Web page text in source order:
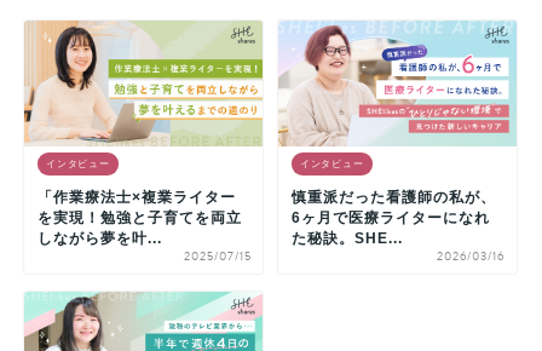
インタビュー
「作業療法士×複業ライター
を実現！勉強と子育てを両立
しながら夢を叶...
2025/07/15
インタビュー
慎重派だった看護師の私が、
6ヶ月で医療ライターになれ
た秘訣。SHE...
2026/03/16